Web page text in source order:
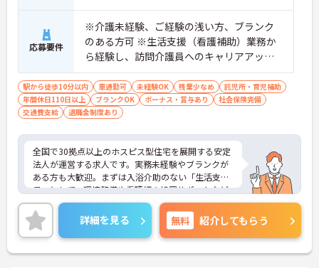
【ご家族も安心できる、圧倒的な福利厚生が整って
や、教育サービスの70%割引など、生活全体を支え
る独自の福利厚生が利用できます。
・小学校3年生までの時短・夜勤免除制度があり、
男性の育休取得実績も豊富なため、ライフステージ
が変化しても安心です。
【プライベートとの両立がしやすい環境です】
・有給取得促進手当の支給や、5連休以上の長期休
暇を取得できる仕組みがあり、しっかりと心身をリ
フレッシュできます。
・中途入社比率が6割を超えており、風通しが良
く、新しい方もこれまでの経験を活かしてすぐに馴
染める温かい社風です。
応募要件
※介護未経験、ご経験の浅い方、ブランク
のある方可 ※生活支援（看護補助）業務か
ら経験し、訪問介護員へのキャリアアップ
を目指せます
駅から徒歩10分以内 車通勤可 未経験OK 残業少なめ
託児所・育児補助
年間休日110日以上
ブランクOK ボーナス・賞与あり
社会保険完備
交通費支給
退職金制度あり
全国で30拠点以上のホスピス型住宅を展開する安定
法人が運営する求人です。実務未経験やブランクが
ある方も大歓迎。まずは入浴介助のない「生活支援
員」として、環境整備や看護師の処置サポートなど
の業務からスタートし、無理なくホスピスケアの経
験を積むことができ、ゆくゆくは訪問介護員へステ
ップアップすることも可能です。残業は全社平均残
業月5時間程度と少なく、連続休暇の取得で支援金
が支給される独自の制度や、自由診療の割引が受け
詳細を見る 無料 紹介してもらう